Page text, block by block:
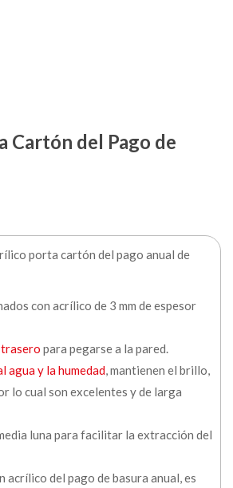
Cartón del Pago de
porta cartón del pago anual de
con acrílico de 3 mm de espesor
para pegarse a la pared.
agua y la humedad, mantienen el brillo,
lo cual son excelentes y de larga
luna para facilitar la extracción del
acrílico del pago de basura anual, es